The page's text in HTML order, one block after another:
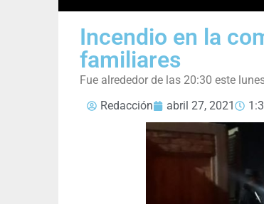
Incendio en la
familiares
Fue alrededor de las 20:30 este
Redacción
abril 27, 2021